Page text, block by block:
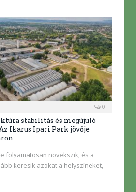
0
stabilitás és megújuló
Ikarus Ipari Park jövője
folyamatosan növekszik, és a
keresik azokat a helyszíneket,